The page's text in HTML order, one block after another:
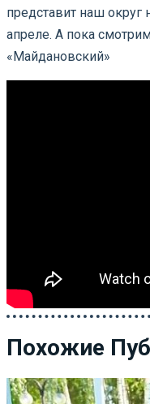
представит наш округ
апреле. А пока
«Майдановский»
Похожие